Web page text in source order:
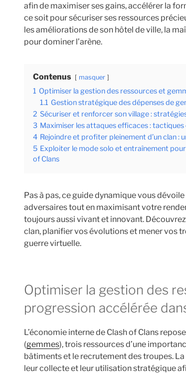
afin de maximiser ses gains, accélérer la
ce soit pour sécuriser ses ressources
les améliorations de son hôtel de ville, la
pour dominer l’arène.
Contenus masquer
1 Optimiser la gestion des ressources et
1.1 Gestion stratégique des dépenses de
2 Sécuriser et renforcer son village :
3 Maximiser les attaques efficaces :
4 Rejoindre et profiter pleinement d’un clan :
5 Exploiter le mode solo et entraînement
of Clans
Pas à pas, ce guide dynamique vous
adversaires tout en maximisant votre
toujours aussi vivant et innovant.
clan, planifier vos évolutions et mener vos
guerre virtuelle.
Optimiser la gestion des ressources et gemmes pour une
progression accélérée
L’économie interne de Clash of Clans
(gemmes), trois ressources d’une
bâtiments et le recrutement des troupes.
leur collecte et leur utilisation stratégique